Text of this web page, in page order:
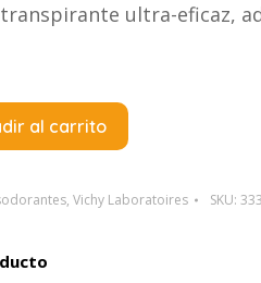
ultra-eficaz,
al carrito
, Vichy Laboratoires SKU: